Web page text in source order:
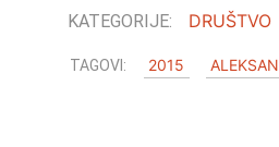
DRUŠTVO
2015